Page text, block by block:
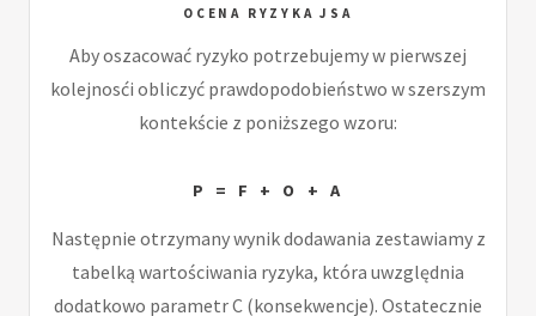
OCENA RYZYKA JSA
Aby oszacować ryzyko potrzebujemy w pierwszej
kolejnosći obliczyć prawdopodobieństwo w szerszym
kontekście z poniższego wzoru:
P = F + O + A
Następnie otrzymany wynik dodawania zestawiamy z
tabelką wartościwania ryzyka, która uwzględnia
dodatkowo parametr C (konsekwencje). Ostatecznie